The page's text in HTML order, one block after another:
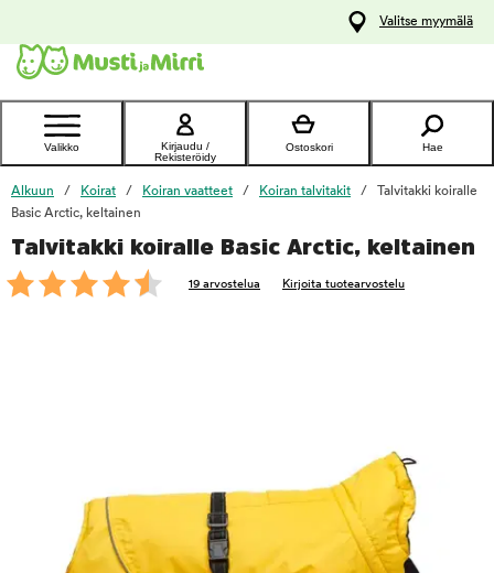
Ota yhteyttä
asiakaspalveluun
Valitse myymälä
Valikko
Kirjaudu /
Rekisteröidy
Ostoskori Hae
Alkuun Koirat Koiran vaatteet Koiran talvitakit
Talvitakki koiralle
Basic Arctic, keltainen
Talvitakki koiralle Basic Arctic, keltainen
19 arvostelua Kirjoita tuotearvostelu
foo